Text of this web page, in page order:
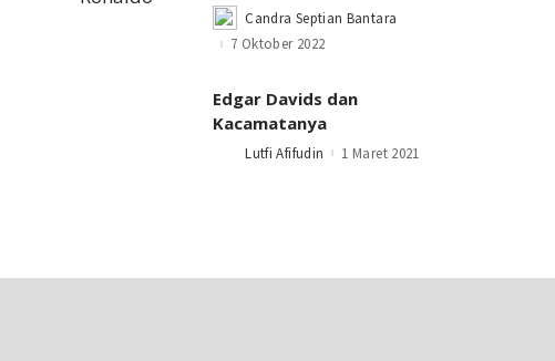
Posted
by
Candra Septian Bantara
7 Oktober 2022
Edgar Davids dan
Kacamatanya
PostedLutfi Afifudin 1 Maret 2021